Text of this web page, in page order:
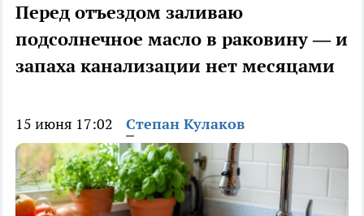
Перед отъездом заливаю
подсолнечное масло в раковину — и
запаха канализации нет месяцами
15 июня 17:02 Степан Кулаков